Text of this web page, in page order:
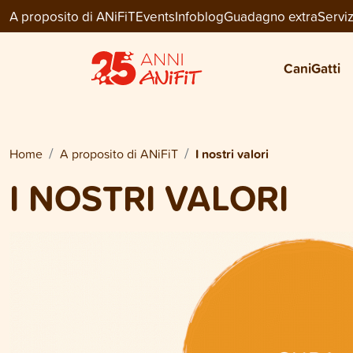
A proposito di ANiFiTEventsInfoblogGuadagno extra
CaniGatti
Home A proposito di ANiFiT I nostri valori
I NOSTRI VALORI